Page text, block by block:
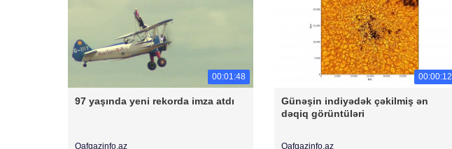
00:01:48
97 yaşında yeni rekorda imza atdı
Qafqazinfo.az
00:00:12
Günəşin indiyədək çəkilmiş ən
dəqiq görüntüləri
Qafqazinfo.az